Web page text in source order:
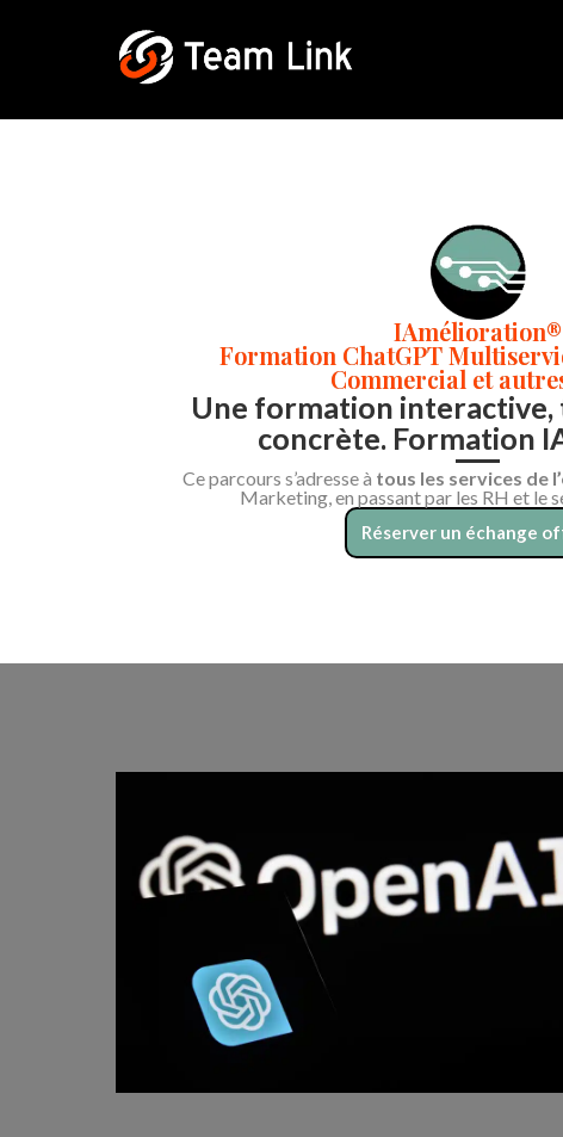
IAmélioration®
Formation ChatGPT
Commercial et
Une formation interactive,
concrète. Formation
Ce parcours s’adresse à tous les services de
Marketing, en passant par les RH et le
Réserver un échange